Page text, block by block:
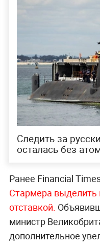
Следить за
осталась без
Ранее Financial
Стармера выделить
отставкой.
министр
дополнительное